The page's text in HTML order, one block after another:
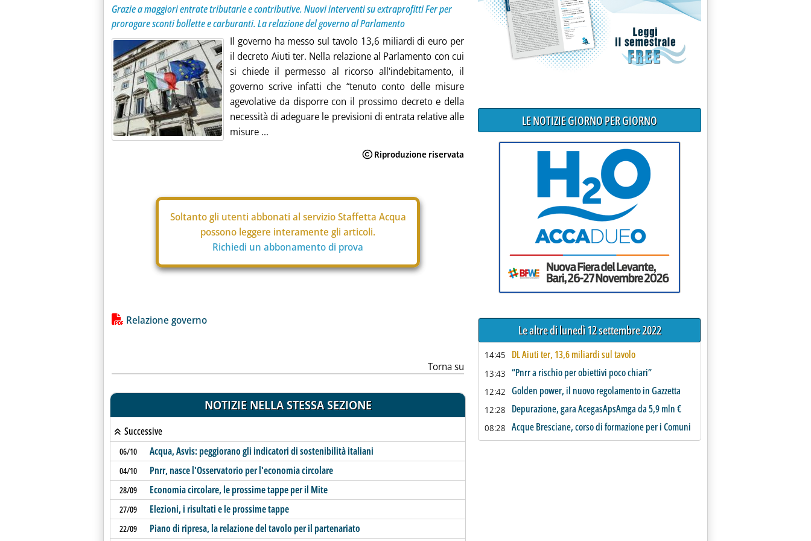
Grazie a maggiori entrate tributarie e contributive. Nuovi interventi su extraprofitti Fer per
prorogare sconti bollette e carburanti. La relazione del governo al Parlamento
Il governo ha messo sul tavolo 13,6 miliardi di euro per
il decreto Aiuti ter. Nella relazione al Parlamento con cui
si chiede il permesso al ricorso all'indebitamento, il
governo scrive infatti che “tenuto conto delle misure
agevolative da disporre con il prossimo decreto e della
necessità di adeguare le previsioni di entrata relative alle
misure ...
Soltanto gli utenti abbonati al servizio Staffetta Acqua
possono leggere interamente gli articoli.
Richiedi un abbonamento di prova
Lista allegati PDF alla notizia
Relazione governo
Torna su
NOTIZIE NELLA STESSA SEZIONE
Successive
06/10 Acqua, Asvis: peggiorano gli indicatori di sostenibilità italiani
04/10 Pnrr, nasce l'Osservatorio per l'economia circolare
28/09 Economia circolare, le prossime tappe per il Mite
27/09 Elezioni, i risultati e le prossime tappe
22/09 Piano di ripresa, la relazione del tavolo per il partenariato
LE NOTIZIE GIORNO PER GIORNO
Le altre di lunedì 12 settembre 2022
14:45 DL Aiuti ter, 13,6 miliardi sul tavolo
13:43 “Pnrr a rischio per obiettivi poco chiari”
12:42 Golden power, il nuovo regolamento in Gazzetta
12:28 Depurazione, gara AcegasApsAmga da 5,9 mln €
08:28 Acque Bresciane, corso di formazione per i Comuni